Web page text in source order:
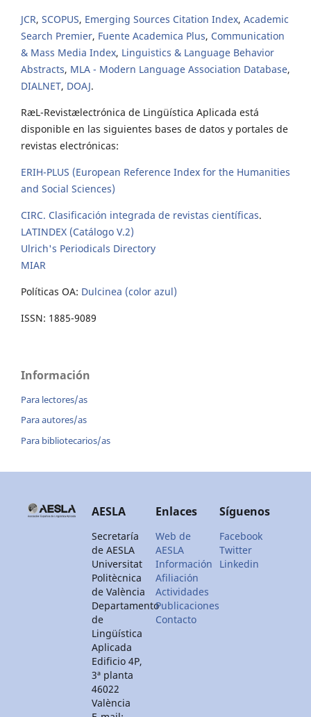
JCR, SCOPUS, Emerging Sources Citation Index, Academic
Search Premier, Fuente Academica Plus, Communication
& Mass Media Index, Linguistics & Language Behavior
Abstracts, MLA - Modern Language Association Database,
DIALNET, DOAJ.
RæL-Revistælectrónica de Lingüística Aplicada está
disponible en las siguientes bases de datos y portales de
revistas electrónicas:
ERIH-PLUS (European Reference Index for the Humanities
and Social Sciences)
CIRC. Clasificación integrada de revistas científicas.
LATINDEX (Catálogo V.2)
Ulrich's Periodicals Directory
MIAR
Políticas OA: Dulcinea (color azul)
ISSN: 1885-9089
Información
Para lectores/as
Para autores/as
Para bibliotecarios/as
AESLA
Secretaría
de AESLA
Universitat
Politècnica
de València
Departamento
de
Lingüística
Aplicada
Edificio 4P,
3ª planta
46022
València
Enlaces
Web de
AESLA
Información
Afiliación
Actividades
Publicaciones
Contacto
Síguenos
Facebook
Twitter
Linkedin